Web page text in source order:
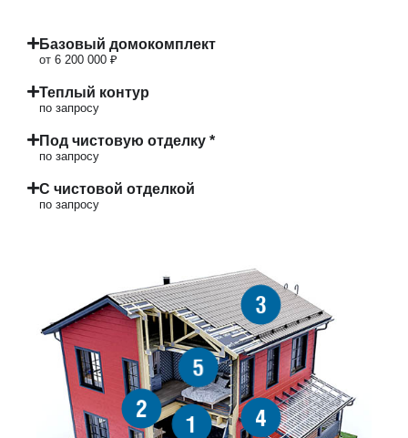
Базовый домокомплект
от 6 200 000 ₽
Теплый контур
по запросу
Под чистовую отделку *
по запросу
С чистовой отделкой
по запросу
1
2
3
4
5